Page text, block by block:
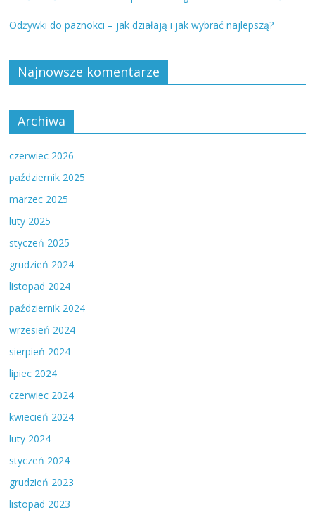
Odżywki do paznokci – jak działają i jak wybrać najlepszą?
Najnowsze komentarze
Archiwa
czerwiec 2026
październik 2025
marzec 2025
luty 2025
styczeń 2025
grudzień 2024
listopad 2024
październik 2024
wrzesień 2024
sierpień 2024
lipiec 2024
czerwiec 2024
kwiecień 2024
luty 2024
styczeń 2024
grudzień 2023
listopad 2023